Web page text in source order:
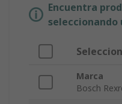
Encuentra
seleccionando
Marca
Bosch